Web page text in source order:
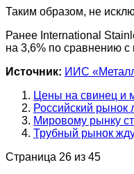
Таким образом, не
Ранее International
на 3,6% по сравнению
Источник: ИИС
Цены на свинец и
Российский рынок
Мировому рынку
Трубный рынок
Страница 26 из 45